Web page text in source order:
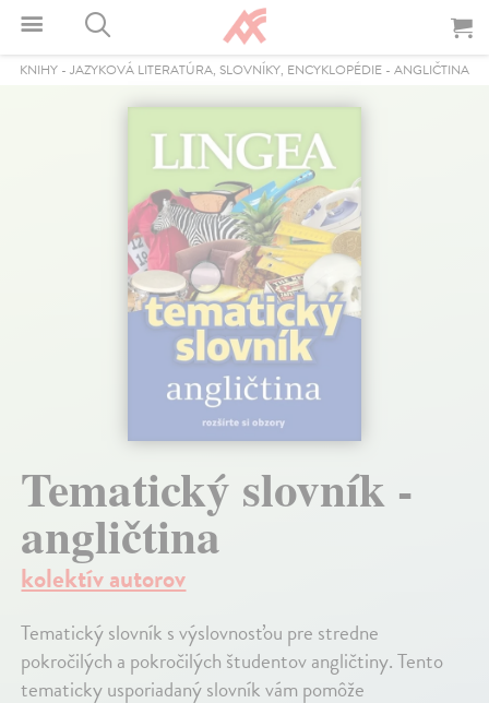
KNIHY - JAZYKOVÁ LITERATÚRA, SLOVNÍKY, ENCYKLOPÉDIE - ANGLIČTINA
Tematický slovník -
angličtina
kolektív autorov
Tematický slovník s výslovnosťou pre stredne
pokročilých a pokročilých študentov angličtiny. Tento
tematicky usporiadaný slovník vám pomôže